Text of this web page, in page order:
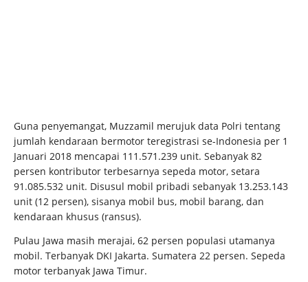
Guna penyemangat, Muzzamil merujuk data Polri tentang
jumlah kendaraan bermotor teregistrasi se-Indonesia per 1
Januari 2018 mencapai 111.571.239 unit. Sebanyak 82
persen kontributor terbesarnya sepeda motor, setara
91.085.532 unit. Disusul mobil pribadi sebanyak 13.253.143
unit (12 persen), sisanya mobil bus, mobil barang, dan
kendaraan khusus (ransus).
Pulau Jawa masih merajai, 62 persen populasi utamanya
mobil. Terbanyak DKI Jakarta. Sumatera 22 persen. Sepeda
motor terbanyak Jawa Timur.